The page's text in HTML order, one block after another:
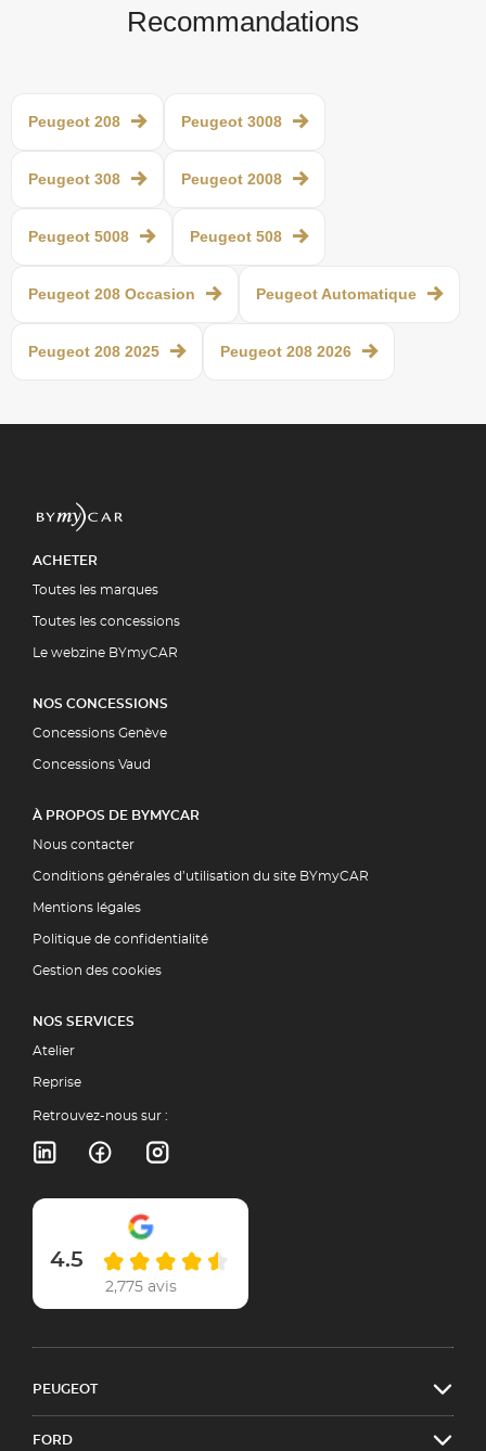
Recommandations
Peugeot 208 Peugeot 3008
Peugeot 308 Peugeot 2008
Peugeot 5008 Peugeot 508
Peugeot 208 Occasion Peugeot Automatique
Peugeot 208 2025 Peugeot 208 2026
ACHETER
Toutes les marques
Toutes les concessions
Le webzine BYmyCAR
NOS CONCESSIONS
Concessions Genève
Concessions Vaud
À PROPOS DE BYMYCAR
Nous contacter
Conditions générales d’utilisation du site BYmyCAR
Mentions légales
Politique de confidentialité
Gestion des cookies
NOS SERVICES
Atelier
Reprise
Retrouvez-nous sur :
4.5
2,775 avis
PEUGEOT
FORD